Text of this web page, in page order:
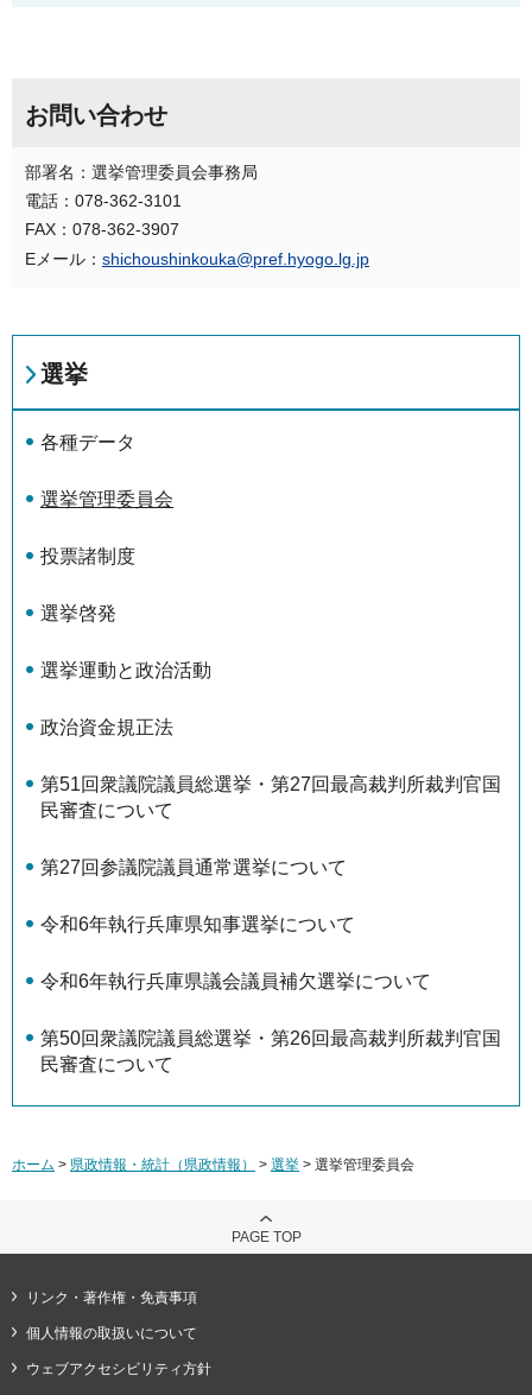
お問い合わせ
部署名：選挙管理委員会事務局
電話：078-362-3101
FAX：078-362-3907
Eメール： shichoushinkouka@pref.hyogo.lg.jp
選挙
各種データ
選挙管理委員会
投票諸制度
選挙啓発
選挙運動と政治活動
政治資金規正法
第51回衆議院議員総選挙・第27回最高裁判所裁判官国
民審査について
第27回参議院議員通常選挙について
令和6年執行兵庫県知事選挙について
令和6年執行兵庫県議会議員補欠選挙について
第50回衆議院議員総選挙・第26回最高裁判所裁判官国
民審査について
ホーム > 県政情報・統計（県政情報） > 選挙 > 選挙管理委員会
PAGE TOP
リンク・著作権・免責事項
個人情報の取扱いについて
ウェブアクセシビリティ方針